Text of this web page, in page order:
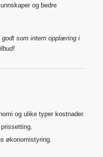
og bedre
som intern opplæring i
og ulike typer kostnader.
økonomistyring.